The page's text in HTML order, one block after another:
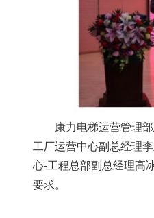
康力电梯运营管理
工厂运营中心副总经理
心-工程总部副总经理高
要求。